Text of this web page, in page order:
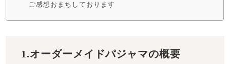
ご感想おまちしております
1.オーダーメイドパジャマの概要